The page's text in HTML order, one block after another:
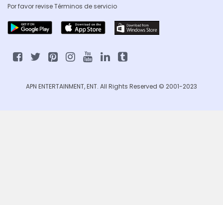
Por favor reviseTérminos de servicio
APN ENTERTAINMENT, ENT. All Rights Reserved © 2001-2023